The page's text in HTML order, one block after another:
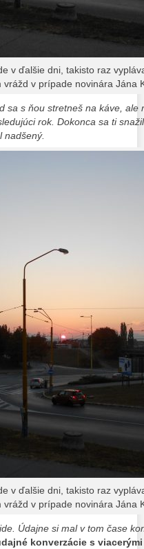
v ďalšie dni, takisto raz
v prípade novinára Jána
sa s ňou stretneš na káve,
rok. Dokonca sa ti
nadšený.
v ďalšie dni, takisto raz
v prípade novinára Jána
Údajne si mal v tom čase
konverzácie s